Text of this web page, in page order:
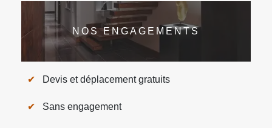
NOS ENGAGEMENTS
Devis et déplacement gratuits
Sans engagement